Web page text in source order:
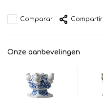
Comparar Compartir
Onze aanbevelingen